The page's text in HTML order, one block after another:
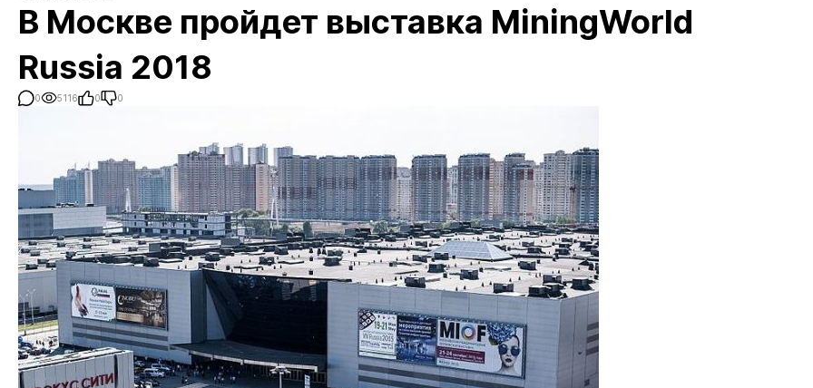
В Москве пройдет выставка MiningWorld
Russia 2018
0 5116 0 0